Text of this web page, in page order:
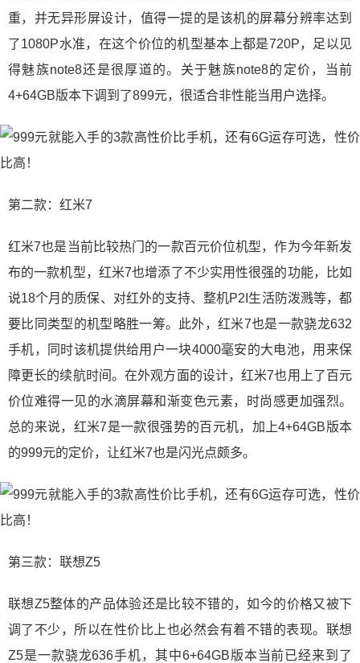
重，并无异形屏设计，值得一提的是该机的屏幕分辨率达到
了1080P水准，在这个价位的机型基本上都是720P，足以见
得魅族note8还是很厚道的。关于魅族note8的定价，当前
4+64GB版本下调到了899元，很适合非性能当用户选择。
第二款：红米7
红米7也是当前比较热门的一款百元价位机型，作为今年新发
布的一款机型，红米7也增添了不少实用性很强的功能，比如
说18个月的质保、对红外的支持、整机P2I生活防泼溅等，都
要比同类型的机型略胜一筹。此外，红米7也是一款骁龙632
手机，同时该机提供给用户一块4000毫安的大电池，用来保
障更长的续航时间。在外观方面的设计，红米7也用上了百元
价位难得一见的水滴屏幕和渐变色元素，时尚感更加强烈。
总的来说，红米7是一款很强势的百元机，加上4+64GB版本
的999元的定价，让红米7也是闪光点颇多。
第三款：联想Z5
联想Z5整体的产品体验还是比较不错的，如今的价格又被下
调了不少，所以在性价比上也必然会有着不错的表现。联想
Z5是一款骁龙636手机，其中6+64GB版本当前已经来到了